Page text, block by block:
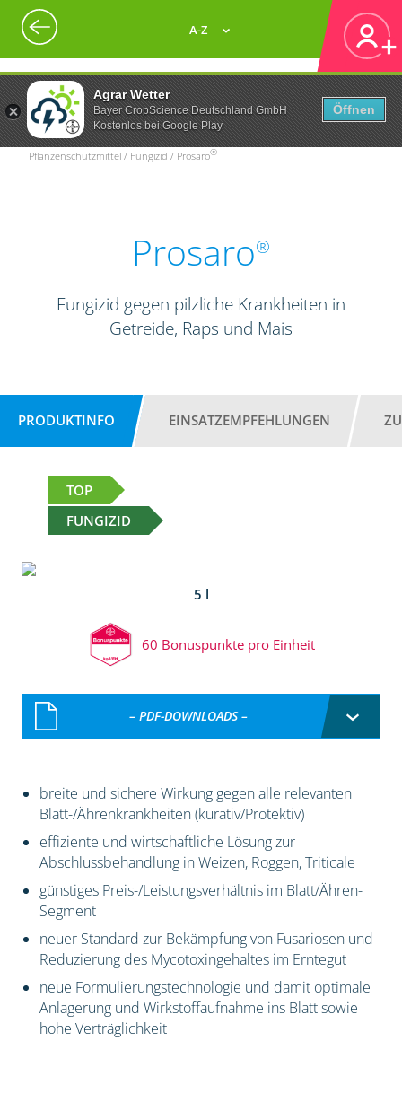
Agrar Wetter
Bayer CropScience Deutschland GmbH
Kostenlos bei Google Play
Öffnen
A-Z
Pflanzenschutzmittel / Fungizid / Prosaro®
Prosaro®
Fungizid gegen pilzliche Krankheiten in
Getreide, Raps und Mais
PRODUKTINFO EINSATZEMPFEHLUNGEN
TOP
FUNGIZID
5 l
60 Bonuspunkte pro Einheit
– PDF-DOWNLOADS –
breite und sichere Wirkung gegen alle relevanten
Blatt-/Ährenkrankheiten (kurativ/Protektiv)
effiziente und wirtschaftliche Lösung zur
Abschlussbehandlung in Weizen, Roggen, Triticale
günstiges Preis-/Leistungsverhältnis im Blatt/Ähren-
Segment
neuer Standard zur Bekämpfung von Fusariosen und
Reduzierung des Mycotoxingehaltes im Erntegut
neue Formulierungstechnologie und damit optimale
Anlagerung und Wirkstoffaufnahme ins Blatt sowie
hohe Verträglichkeit